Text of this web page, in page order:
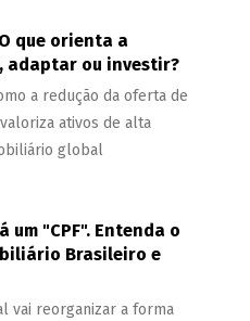
que orienta a
adaptar ou investir?
a redução da oferta de
ativos de alta
global
um "CPF". Entenda o
Brasileiro e
vai reorganizar a forma